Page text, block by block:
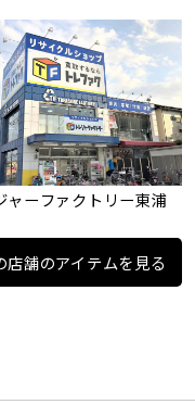
ャーファクトリー東浦
店舗のアイテムを見る